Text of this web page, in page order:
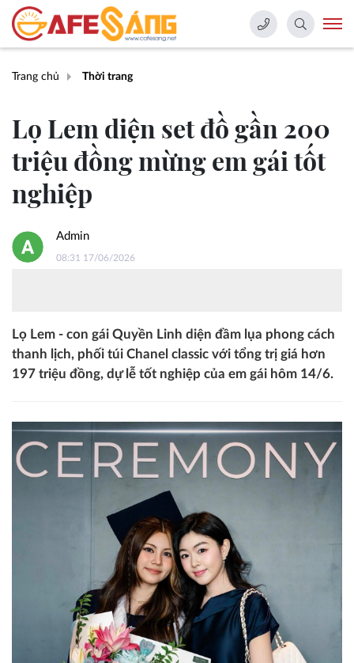
Trang chủ Thời trang
Lọ Lem diện set đồ gần 200
triệu đồng mừng em gái tốt
nghiệp
Admin
08:31 17/06/2026
Lọ Lem - con gái Quyền Linh diện đầm lụa phong cách
thanh lịch, phối túi Chanel classic với tổng trị giá hơn
197 triệu đồng, dự lễ tốt nghiệp của em gái hôm 14/6.